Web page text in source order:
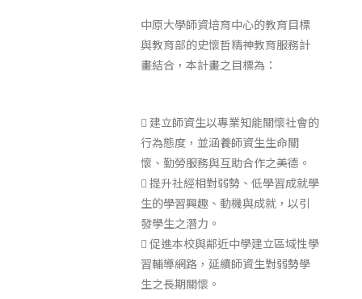
中原大學師資培育中心的教育目標
與教育部的史懷哲精神教育服務計
畫結合，本計畫之目標為：
 建立師資生以專業知能關懷社會的
行為態度，並涵養師資生生命關
懷、勤勞服務與互助合作之美德。
 提升社經相對弱勢、低學習成就學
生的學習興趣、動機與成就，以引
發學生之潛力。
 促進本校與鄰近中學建立區域性學
習輔導網路，延續師資生對弱勢學
生之長期關懷。